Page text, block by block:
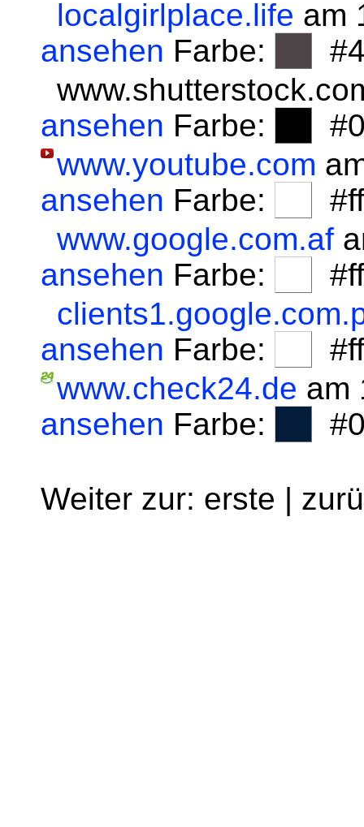
localgirlplace.life am
ansehen Farbe:
ansehen Farbe:
www.youtube.com
ansehen Farbe:
www.google.com.af
ansehen Farbe:
ansehen Farbe:
www.check24.de am
ansehen Farbe:
Weiter zur: erste |